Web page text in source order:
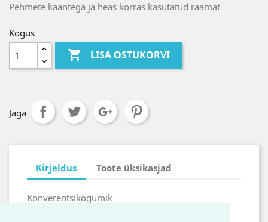
Pehmete kaantega ja heas korras kasutatud raamat
Kogus
 LISA OSTUKORVI
Jaga
Kirjeldus Toote üksikasjad
Konverentsikogumik